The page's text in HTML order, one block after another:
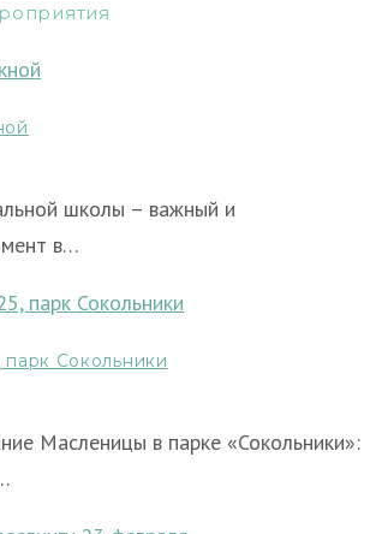
школы – важный и
в…
Сокольники
Масленицы в парке «Сокольники»: